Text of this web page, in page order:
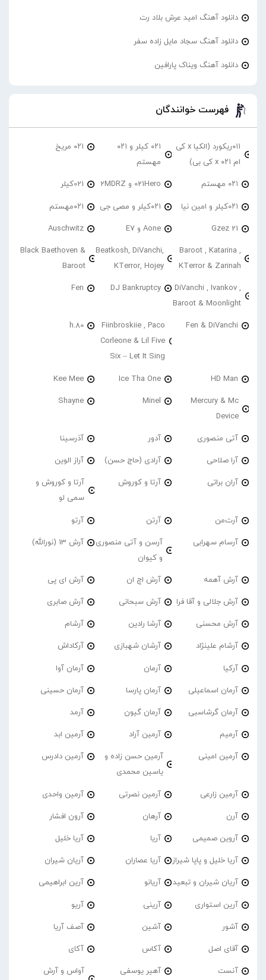
دانلود آهنگ امید عرش بلاد رت
دانلود آهنگ سجاد مایل زاده سفر
دانلود آهنگ ویناک پارافین
فهرست خوانندگان
۰۱۱ریکورد (الکیا x کی
ام ۰۲۱ x کی بی)
۰۲۱ کیلر و ۰۲۱
مهستم
۰۲۱ مریخ
۰۲۱ مهستم 021Hero و 2MDRZ 021کیلر
۰۲۱کیلر و امین نیا ۰۲۱کیلر و مصی جی ۰۲۱مهستم
21 Gzez Aone و E7 Auschwitz
Baroot , Katarina ,
KTerror & Zarinah
Beatkosh, DiVanchi,
KTerror, Hojey
Black Baethoven &
Baroot
DiVanchi , Ivankov ,
Baroot & Moonlight
DJ Bankruptcy
Fen
Fen & DiVanchi
Fiinbroskiie , Paco
Corleone & Lil Five
Six – Let It Sing
h.80
HD Man
Ice Tha One
Kee Mee
Mercury & Mc
Device
Minel
Shayne
آتی منصوری آدور آذرسینا
آرا صلاحی آرادی (حاج حسن) آراز الوین
آران براتی آرتا و کوروش
آرتا و کوروش و
سمی لو
آرت‌من آرتن آرتو
آرسام سهرابی
آرسن و آتی منصوری
و کیوان
آرش 13 (نورالله)
آرش آهمه آرش اچ ان آرش ای پی
آرش جلالی و آقا فرا آرش سبحانی آرش صابری
آرش محسنی آرشا رادین آرشام
آرشام علینژاد آرشان شهبازی آرکاداش
آرکیا آرمان آرمان آوا
آرمان اسماعیلی آرمان پارسا آرمان حسینی
آرمان گرشاسبی آرمان گیون آرمد
آرمیم آرمین آراد آرمین ابد
آرمین امینی
آرمین حسن زاده و
یاسین محمدی
آرمین دادرس
آرمین زارعی آرمین نصرتی آرمین واحدی
آرن آرهان آرون افشار
آروین صمیمی آریا آریا خلیل
آریا خلیل و پاپا شیراز آریا عصاران آریان شیران
آریان شیران و تبعید آریانو آرین ابراهیمی
آرین استواری آرینی آریو
آشور آشین آصف آریا
آقای اصل آکاس آکای
آنست آهیر یوسفی آواس و آرش